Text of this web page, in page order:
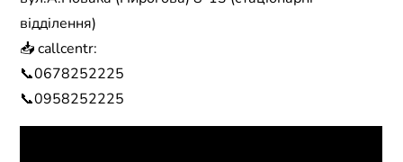
відділення)
📥 callcentr:
📞0678252225
📞0958252225